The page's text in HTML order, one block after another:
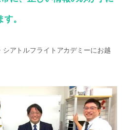
。
アトルフライトアカデミーにお越